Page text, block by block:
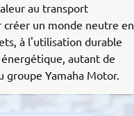
au transport
un monde neutre en
à l'utilisation durable
autant de
groupe Yamaha Motor.